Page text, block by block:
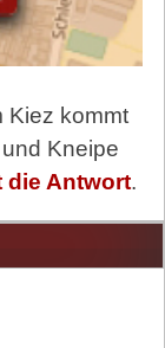
Kiez kommt
Kneipe
die Antwort.